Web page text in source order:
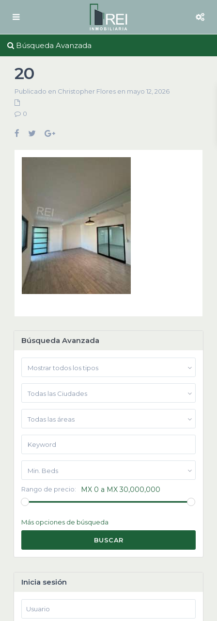
Búsqueda Avanzada
20
Publicado en Christopher Flores en mayo 12, 2026
0
Búsqueda Avanzada
Mostrar todos los tipos
Todas las Ciudades
Todas las áreas
Min. Beds
Rango de precio: MX 0 a MX 30,000,000
Más opciones de búsqueda
BUSCAR
Inicia sesión